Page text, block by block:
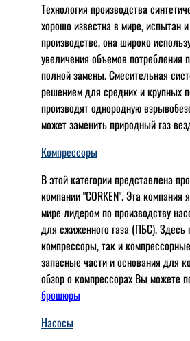
Технология производства
хорошо известна в мире, испытан
производстве, она широко
увеличения объемов потребления
полной замены. Смесительная
решением для средних и крупных
производят однородную
может заменить природный газ
Компрессоры
В этой категории представлена
компании "CORKEN". Эта
мире лидером по производству
для сжиженного газа (ПБС).
компрессоры, так и
запасные части и основания для
обзор о компрессорах Вы можете
брошюры
Насосы